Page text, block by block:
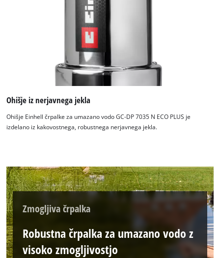
Ohišje iz nerjavnega jekla
Ohišje Einhell črpalke za umazano vodo GC-DP 7035 N ECO PLUS je
izdelano iz kakovostnega, robustnega nerjavnega jekla.
Zmogljiva črpalka
Robustna črpalka za umazano vodo z
visoko zmogljivostjo